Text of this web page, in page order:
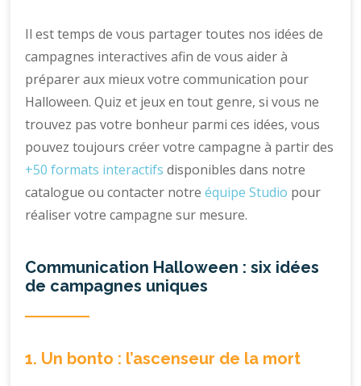
Il est temps de vous partager toutes nos idées de
campagnes interactives afin de vous aider à
préparer aux mieux votre communication pour
Halloween. Quiz et jeux en tout genre, si vous ne
trouvez pas votre bonheur parmi ces idées, vous
pouvez toujours créer votre campagne à partir des
+50 formats interactifs disponibles dans notre
catalogue ou contacter notreéquipe Studio pour
réaliser votre campagne sur mesure.
Communication Halloween : six idées
de campagnes uniques
1. Un bonto : l’ascenseur de la mort